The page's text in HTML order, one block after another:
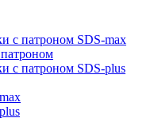
с патроном SDS-max
с патроном SDS-plus